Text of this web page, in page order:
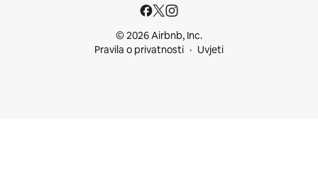
© 2026 Airbnb, Inc.
Pravila o privatnosti
Uvjeti